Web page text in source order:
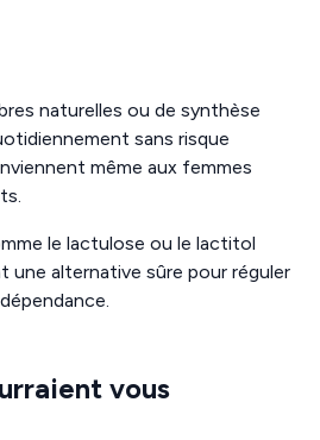
naturelles ou de synthèse
sans risque
même aux femmes
le lactulose ou le lactitol
une alternative sûre pour réguler
vous